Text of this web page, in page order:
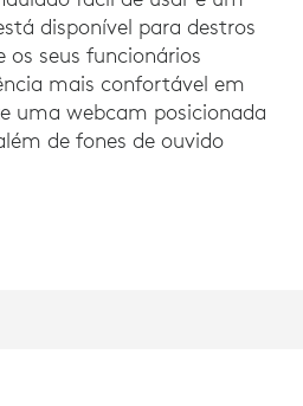
disponível para destros
os seus funcionários
mais confortável em
uma webcam posicionada
de fones de ouvido